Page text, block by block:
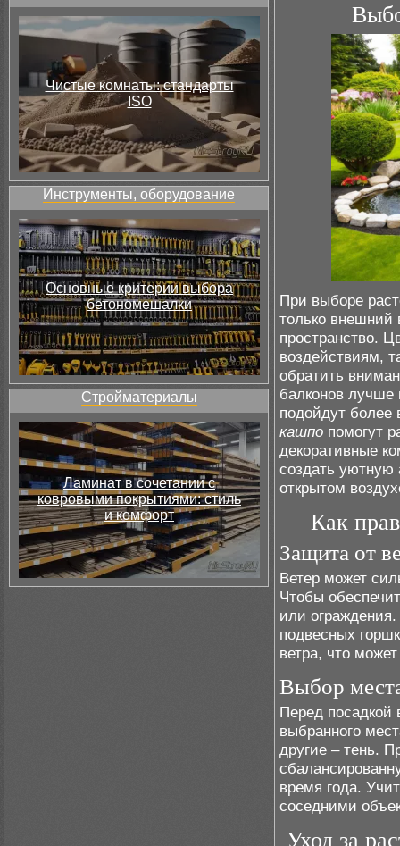
Чистые комнаты: стандарты
ISO
Инструменты, оборудование
Основные критерии выбора
бетономешалки
Стройматериалы
Ламинат в сочетании с
ковровыми покрытиями: стиль
и комфорт
При выборе
только внешний
пространство.
воздействиям,
обратить
балконов лучше
подойдут
кашпо помогут
декоративные
создать уютную
открытом
Как
Защита от
Ветер может
Чтобы
или
подвесных
ветра, что
Выбор
Перед посадкой
выбранного
другие – тень.
время года.
соседними
Уход за